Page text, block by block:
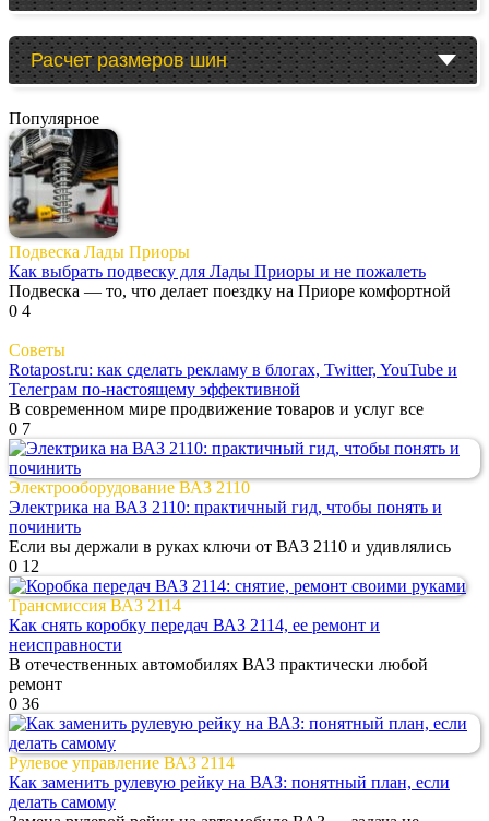
Расчет размеров шин
Популярное
Подвеска Лады Приоры
Как выбрать подвеску для Лады Приоры и не пожалеть
Подвеска — то, что делает поездку на Приоре комфортной
0 4
Советы
Rotapost.ru: как сделать рекламу в блогах, Twitter, YouTube и
Телеграм по-настоящему эффективной
В современном мире продвижение товаров и услуг все
0 7
Электрооборудование ВАЗ 2110
Электрика на ВАЗ 2110: практичный гид, чтобы понять и
починить
Если вы держали в руках ключи от ВАЗ 2110 и удивлялись
0 12
Трансмиссия ВАЗ 2114
Как снять коробку передач ВАЗ 2114, ее ремонт и
неисправности
В отечественных автомобилях ВАЗ практически любой
ремонт
0 36
Рулевое управление ВАЗ 2114
Как заменить рулевую рейку на ВАЗ: понятный план, если
делать самому